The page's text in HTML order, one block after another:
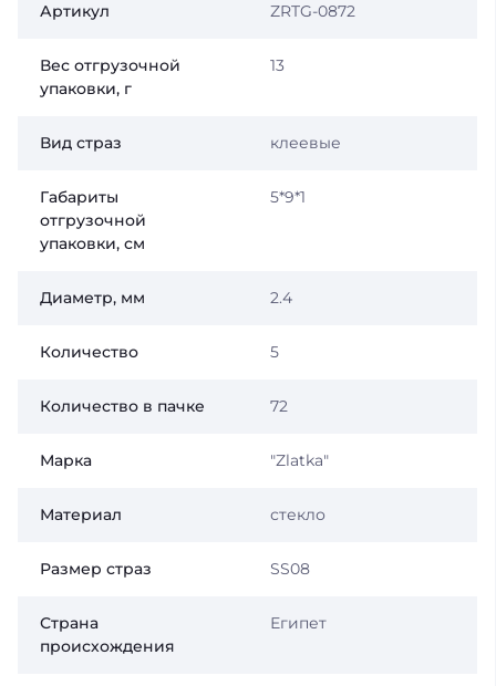
Артикул ZRTG-0872
Вес отгрузочной
упаковки, г
13
Вид страз клеевые
Габариты
отгрузочной
упаковки, см
5*9*1
Диаметр, мм 2.4
Количество 5
Количество в пачке 72
Марка "Zlatka"
Материал стекло
Размер страз SS08
Страна
происхождения
Египет